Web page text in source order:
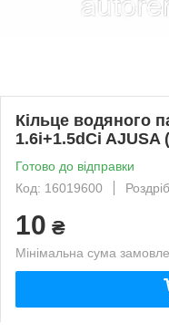
Кільце водяного
1.6i+1.5dCi AJUSA
Готово до відправки
Код: 16019600
Роздріб
10 ₴
Мінімальна сума